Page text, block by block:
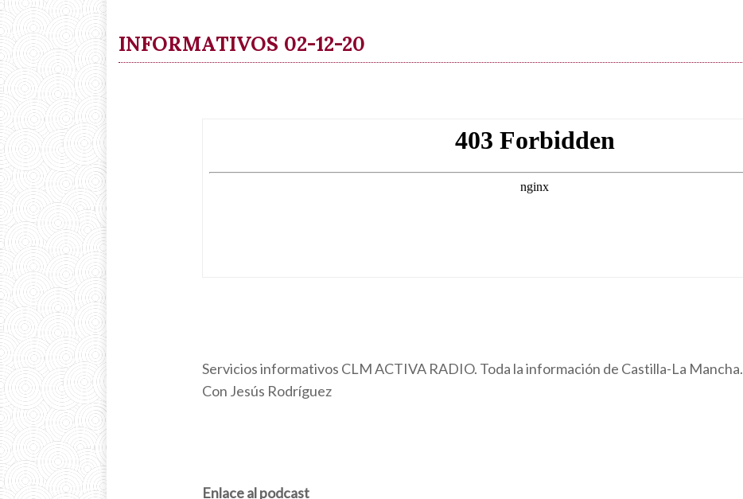
INFORMATIVOS 02-12-20
Servicios informativos CLM ACTIVA RADIO. Toda la información de Castilla-La Mancha.
Con Jesús Rodríguez
Enlace al podcast